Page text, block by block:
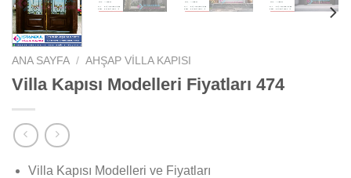
ANA SAYFA / AHŞAP VILLA KAPISI
Villa Kapısı Modelleri Fiyatları 474
Villa Kapısı Modelleri ve Fiyatları